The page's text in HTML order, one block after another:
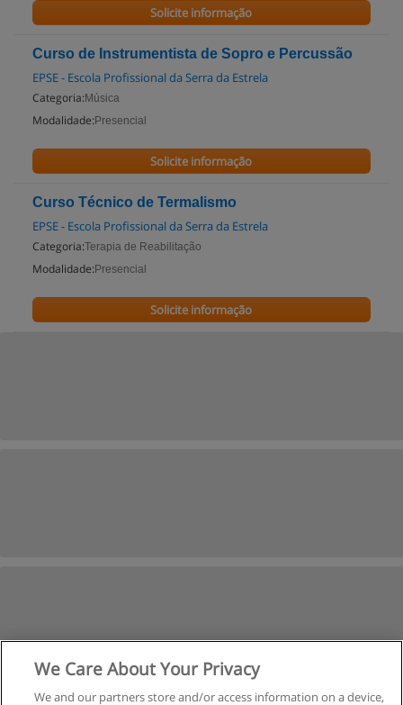
Solicite informação
Curso de Instrumentista de Sopro e Percussão
EPSE - Escola Profissional da Serra da Estrela
Categoria: Música
Modalidade: Presencial
Solicite informação
Curso Técnico de Termalismo
EPSE - Escola Profissional da Serra da Estrela
Categoria:Terapia de Reabilitação
Modalidade: Presencial
Solicite informação
We Care About Your Privacy
We and our partners store and/or access information on a device,